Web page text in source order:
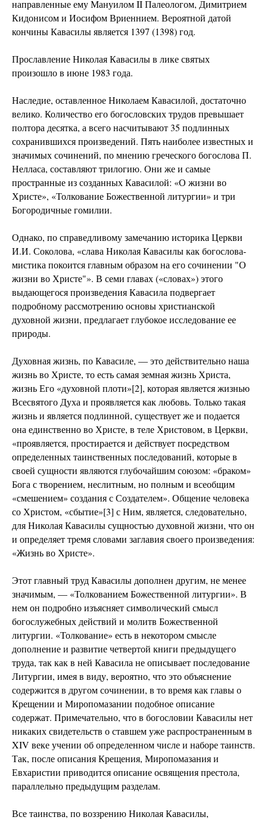
направленные ему Мануилом II Палеологом, Димитрием
Кидонисом и Иоси­фом Вриеннием. Вероятной датой
кончины Кавасилы является 1397 (1398) год.
Прославление Николая Кавасилы в лике святых
произошло в июне 1983 года.
Наследие, оставленное Николаем Кавасилой, достаточно
велико. Количество его богословских трудов превышает
полтора десятка, а всего насчитывают 35 подлинных
сохранившихся произведений. Пять наиболее известных и
значимых сочинений, по мнению греческого богослова П.
Нелласа, составляют трилогию. Они же и самые
пространные из созданных Кавасилой: «О жизни во
Христе», «Толкование Божественной литургии» и три
Богородичные гомилии.
Однако, по справедливому замечанию историка Церкви
И.И. Соколова, «слава Николая Кавасилы как богослова-
мистика покоится главным образом на его сочинении "О
жизни во Христе"». В семи главах («словах») этого
выдающегося произведения Кавасила подвергает
подробному рассмотрению основы христианской
духовной жизни, предлагает глубокое исследование ее
природы.
Духовная жизнь, по Кавасиле, — это действительно наша
жизнь во Христе, то есть самая земная жизнь Христа,
жизнь Его «духовной плоти»[2], которая является жизнью
Всесвятого Духа и проявляется как любовь. Только такая
жизнь и является подлинной, существует же и подается
она единственно во Христе, в теле Христовом, в Церкви,
«проявляется, простирается и действует посредством
определенных таинственных последований, которые в
своей сущности являются глубочайшим союзом: «браком»
Бога с творением, неслитным, но полным и всеобщим
«смешением» создания с Создателем». Общение человека
со Христом, «сбытие»[3] с Ним, является, следовательно,
для Николая Кавасилы сущностью духовной жизни, что он
и определяет тремя словами заглавия своего произведения:
«Жизнь во Христе».
Этот главный труд Кавасилы дополнен другим, не менее
значимым, — «Толкованием Божественной литургии». В
нем он подробно изъясняет символический смысл
богослужебных действий и молитв Божественной
литургии. «Толкование» есть в некотором смысле
дополнение и развитие четвертой книги предыдущего
труда, так как в ней Кавасила не описывает последование
Литургии, имея в виду, вероятно, что это объяснение
содержится в другом сочинении, в то время как главы о
Крещении и Миропомазании подобное описание
содержат. Примечательно, что в богословии Кавасилы нет
никаких свидетельств о ставшем уже распространенным в
XIV веке учении об определенном числе и наборе таинств.
Так, после описания Крещения, Миропомазания и
Евхаристии приводится описание освящения престола,
параллельно предыдущим разделам.
Все таинства, по воззрению Николая Кавасилы,